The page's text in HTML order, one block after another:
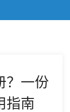
？一份
指南